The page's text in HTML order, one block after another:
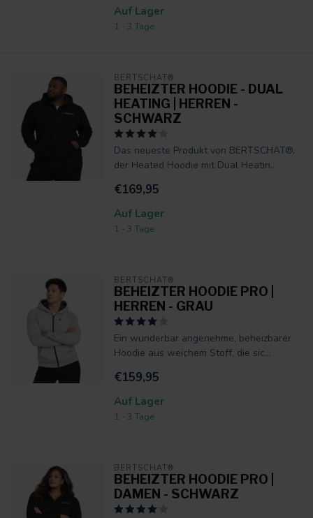
Auf Lager
1 - 3 Tage
BERTSCHAT®
BEHEIZTER HOODIE - DUAL
HEATING | HERREN -
SCHWARZ
Das neueste Produkt von BERTSCHAT®,
der Heated Hoodie mit Dual Heatin...
€169,95
Auf Lager
1 - 3 Tage
BERTSCHAT®
BEHEIZTER HOODIE PRO |
HERREN - GRAU
Ein wunderbar angenehme, beheizbarer
Hoodie aus weichem Stoff, die sic...
€159,95
Auf Lager
1 - 3 Tage
BERTSCHAT®
BEHEIZTER HOODIE PRO |
DAMEN - SCHWARZ